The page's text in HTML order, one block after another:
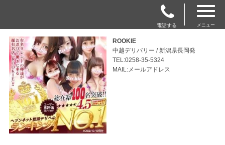
電話する メニュー
ROOKIE
中越デリバリー / 新潟県長岡発
TEL:0258-35-5324
MAIL:メールアドレス